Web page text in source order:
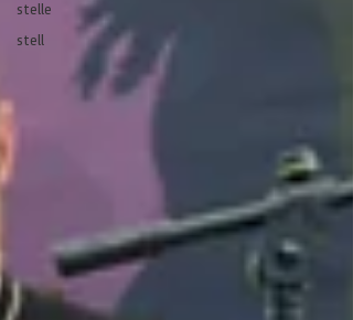
stelle
stell